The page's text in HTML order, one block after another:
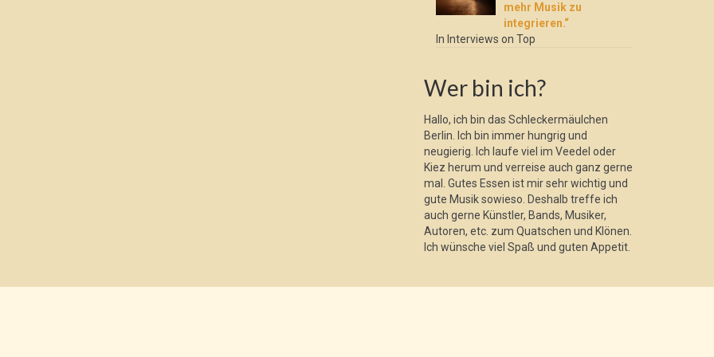
mehr Musik zu
integrieren.“
In Interviews on Top
Wer bin ich?
Hallo, ich bin das Schleckermäulchen
Berlin. Ich bin immer hungrig und
neugierig. Ich laufe viel im Veedel oder
Kiez herum und verreise auch ganz gerne
mal. Gutes Essen ist mir sehr wichtig und
gute Musik sowieso. Deshalb treffe ich
auch gerne Künstler, Bands, Musiker,
Autoren, etc. zum Quatschen und Klönen.
Ich wünsche viel Spaß und guten Appetit.